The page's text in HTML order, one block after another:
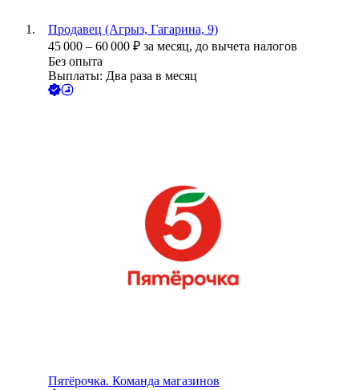
Продавец (Агрыз, Гагарина, 9)
45 000 – 60 000 ₽ за месяц, до вычета налогов
Без опыта
Выплаты: Два раза в месяц
Пятёрочка. Команда магазинов